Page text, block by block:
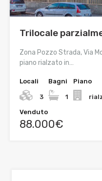
Trilocale
Zona Pozzo Strada, Via
piano rialzato in…
Locali
3
Bagni
1
Piano
Venduto
88.000€